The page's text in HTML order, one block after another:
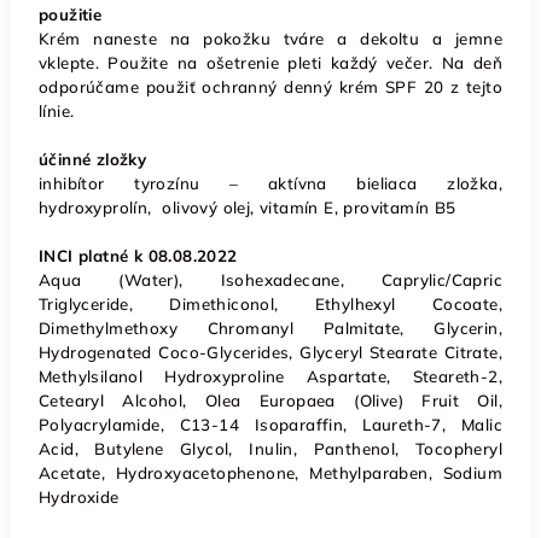
použitie
Krém naneste na pokožku tváre a dekoltu a jemne
vklepte. Použite na ošetrenie pleti každý večer. Na deň
odporúčame použiť ochranný denný krém SPF 20 z tejto
línie.
účinné zložky
inhibítor tyrozínu – aktívna bieliaca zložka,
hydroxyprolín, olivový olej, vitamín E, provitamín B5
INCI platné k 08.08.2022
Aqua (Water), Isohexadecane, Caprylic/Capric
Triglyceride, Dimethiconol, Ethylhexyl Cocoate,
Dimethylmethoxy Chromanyl Palmitate, Glycerin,
Hydrogenated Coco-Glycerides, Glyceryl Stearate Citrate,
Methylsilanol Hydroxyproline Aspartate, Steareth-2,
Cetearyl Alcohol, Olea Europaea (Olive) Fruit Oil,
Polyacrylamide, C13-14 Isoparaffin, Laureth-7, Malic
Acid, Butylene Glycol, Inulin, Panthenol, Tocopheryl
Acetate, Hydroxyacetophenone, Methylparaben, Sodium
Hydroxide